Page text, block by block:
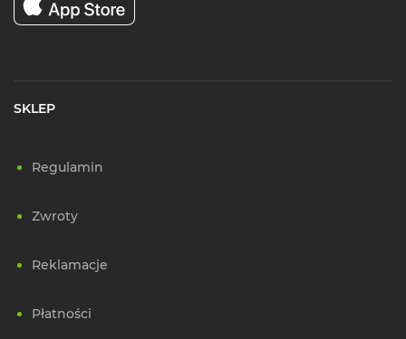
SKLEP
Regulamin
Zwroty
Reklamacje
Płatności